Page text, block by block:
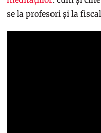
se la profesori și la